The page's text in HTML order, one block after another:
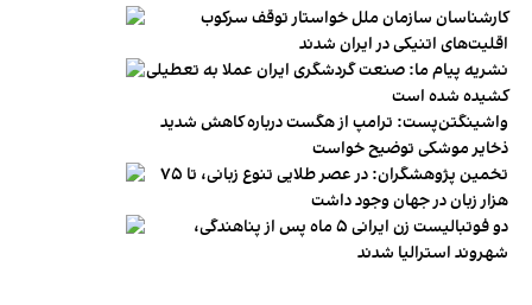
کارشناسان سازمان ملل خواستار توقف سرکوب
اقلیت‌های اتنیکی در ایران شدند
نشریه پیام ما: صنعت گردشگری ایران عملا به تعطیلی
کشیده شده است
واشینگتن‌پست: ترامپ از هگست درباره کاهش شدید
ذخایر موشکی توضیح خواست
تخمین پژوهشگران: در عصر طلایی تنوع زبانی، تا ۷۵
هزار زبان در جهان وجود داشت
دو فوتبالیست زن ایرانی ۵ ماه پس از پناهندگی،
شهروند استرالیا شدند